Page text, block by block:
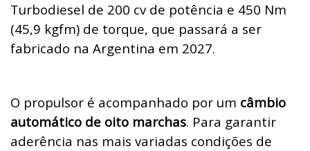
Turbodiesel de 200 cv de potência e 450 Nm
(45,9 kgfm) de torque, que passará a ser
fabricado na Argentina em 2027.
O propulsor é acompanhado por um câmbio
automático de oito marchas. Para garantir
aderência nas mais variadas condições de